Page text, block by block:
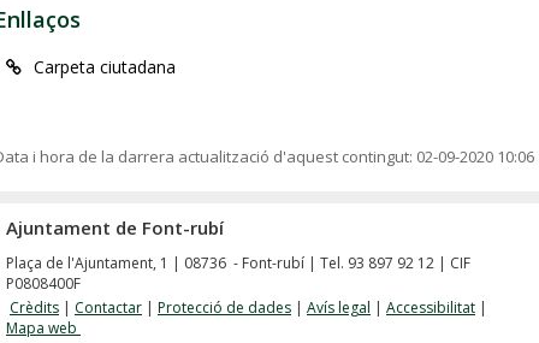
Carpeta ciutadana
i hora de la darrera actualització d'aquest contingut: 02-09-2020 10:06
Ajuntament de Font-rubí
Plaça de l'Ajuntament, 1 | 08736 - Font-rubí | Tel. 93 897 92 12 | CIF
P0808400F
Crèdits | Contactar | Protecció de dades | Avís legal | Accessibilitat |
Mapa web